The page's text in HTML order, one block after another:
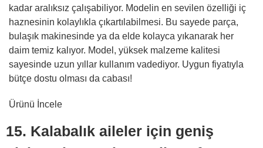
kadar aralıksız çalışabiliyor. Modelin en sevilen özelliği iç
haznesinin kolaylıkla çıkartılabilmesi. Bu sayede parça,
bulaşık makinesinde ya da elde kolayca yıkanarak her
daim temiz kalıyor. Model, yüksek malzeme kalitesi
sayesinde uzun yıllar kullanım vadediyor. Uygun fiyatıyla
bütçe dostu olması da cabası!
Ürünü İncele
15. Kalabalık aileler için geniş